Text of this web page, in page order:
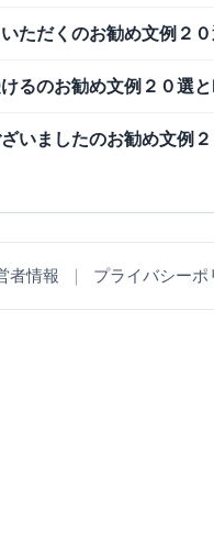
ただくのお勧め文例２
るのお勧め文例２０選
いましたのお勧め文例
者情報 ｜ プライバシーポ